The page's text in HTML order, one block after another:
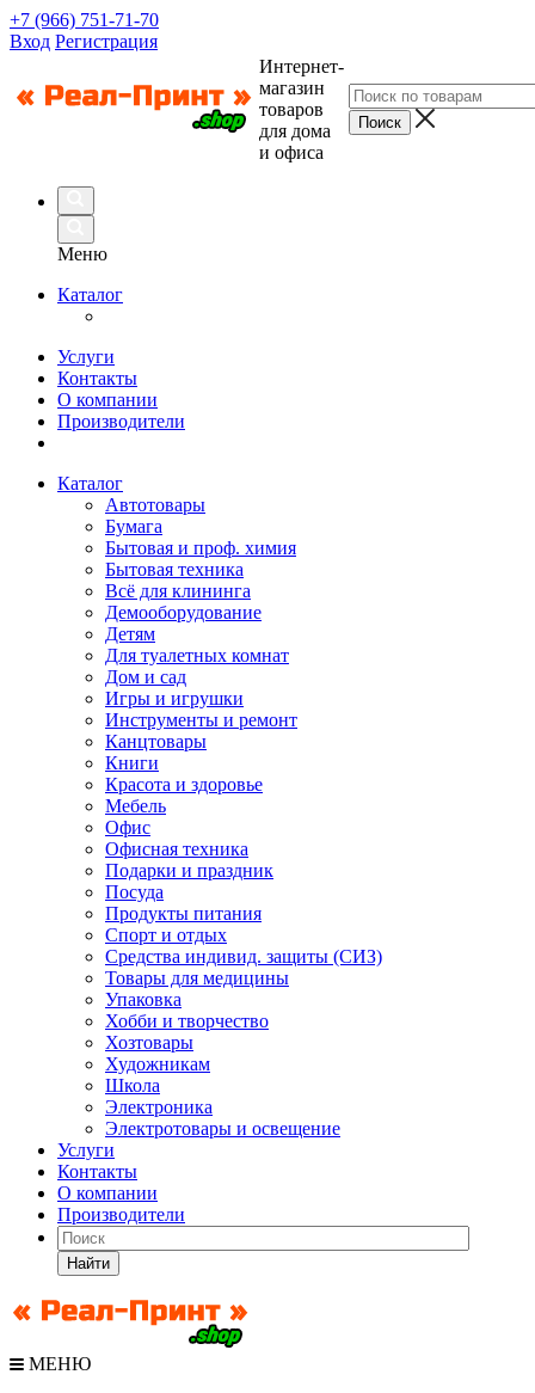
+7 (966) 751-71-70
Вход Регистрация
Интернет-
магазин
товаров
для дома
и офиса
Меню
Каталог
Услуги
Контакты
О компании
Производители
Каталог
Автотовары
Бумага
Бытовая и проф. химия
Бытовая техника
Всё для клининга
Демооборудование
Детям
Для туалетных комнат
Дом и сад
Игры и игрушки
Инструменты и ремонт
Канцтовары
Книги
Красота и здоровье
Мебель
Офис
Офисная техника
Подарки и праздник
Посуда
Продукты питания
Спорт и отдых
Средства индивид. защиты (СИЗ)
Товары для медицины
Упаковка
Хобби и творчество
Хозтовары
Художникам
Школа
Электроника
Электротовары и освещение
Услуги
Контакты
О компании
Производители
Найти
МЕНЮ